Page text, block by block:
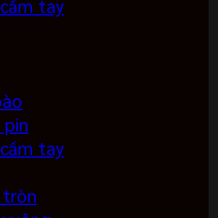
tay
pin
tay
tròn